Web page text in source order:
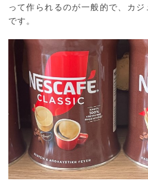
って作られるのが一般的で、カ
です。